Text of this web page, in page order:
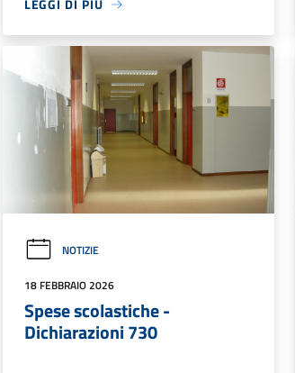
LEGGI DI PIÙ
NOTIZIE
18 FEBBRAIO 2026
Spese scolastiche -
Dichiarazioni 730